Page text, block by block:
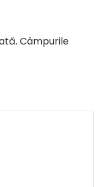
Câmpurile